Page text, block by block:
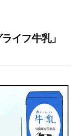
イフ牛乳」